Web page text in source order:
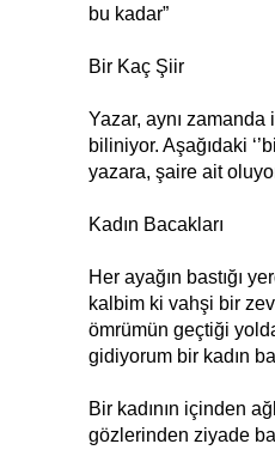
bu kadar”
Bir Kaç Şiir
Yazar, aynı
biliniyor. Aşağıdaki
yazara, şaire ait
Kadın Bacakları
Her ayağın bastığı
kalbim ki vahşi bir
ömrümün geçtiği
gidiyorum bir kadın
Bir kadının içinden
gözlerinden ziyade